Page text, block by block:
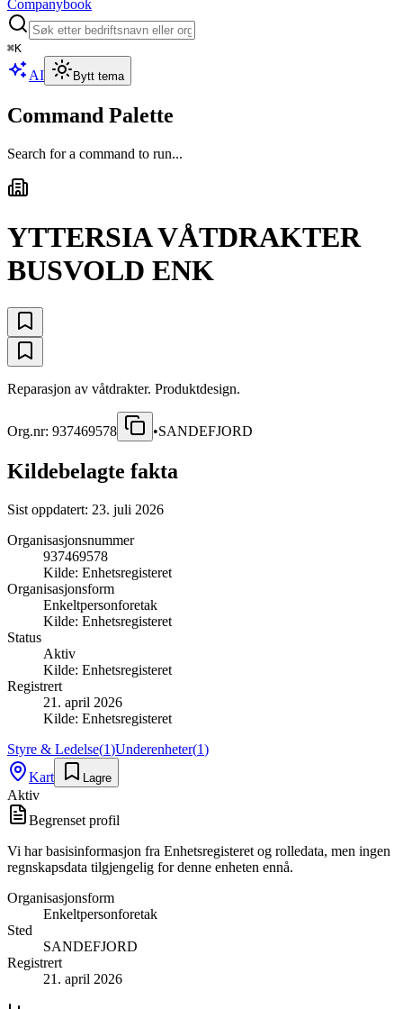
Companybook
⌘K
AI Bytt tema
Command Palette
Search for a command to run...
YTTERSIA VÅTDRAKTER
BUSVOLD ENK
Reparasjon av våtdrakter. Produktdesign.
Org.nr: 937469578 •SANDEFJORD
Kildebelagte fakta
Sist oppdatert: 23. juli 2026
Organisasjonsnummer
937469578
Kilde: Enhetsregisteret
Organisasjonsform
Enkeltpersonforetak
Kilde: Enhetsregisteret
Status
Aktiv
Kilde: Enhetsregisteret
Registrert
21. april 2026
Kilde: Enhetsregisteret
Styre & Ledelse(1)Underenheter(1)
Kart
Lagre
Aktiv
Begrenset profil
Vi har basisinformasjon fra Enhetsregisteret og rolledata, men ingen
regnskapsdata tilgjengelig for denne enheten ennå.
Organisasjonsform
Enkeltpersonforetak
Sted
SANDEFJORD
Registrert
21. april 2026